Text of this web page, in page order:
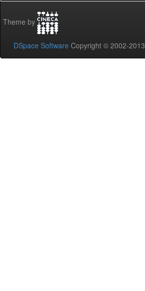
Theme by
DSpace Software Copyright © 2002-2013